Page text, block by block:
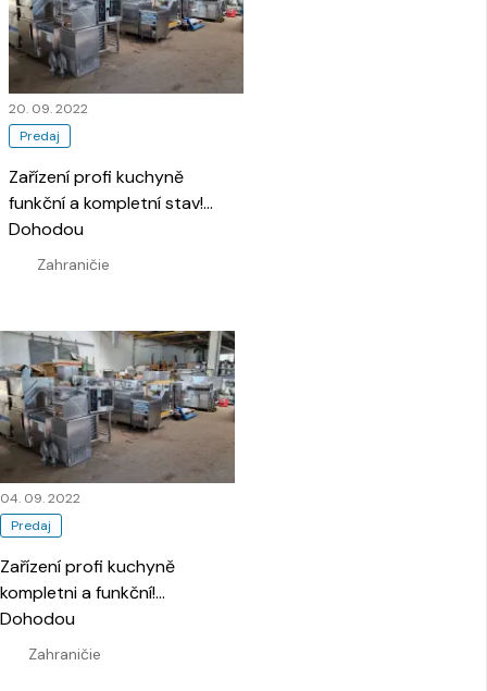
Predaj
20. 09. 2022
Zařízení profi kuchyně
funkční a kompletní stav!…
Zahraničie
Dohodou
Predaj
04. 09. 2022
Zařízení profi kuchyně
kompletni a funkční!…
Zahraničie
Dohodou